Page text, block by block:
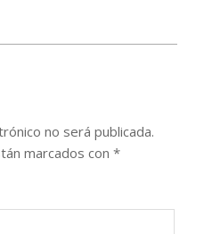
no será publicada.
marcados con *